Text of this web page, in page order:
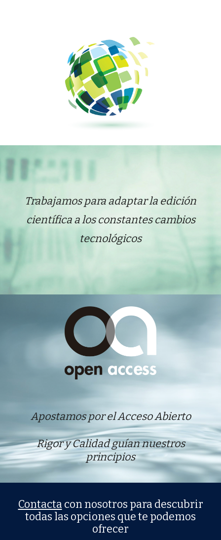
Trabajamospara adaptar la edición
científica a los constantes cambios
tecnológicos
Apostamos por el Acceso Abierto
Rigor y Calidad guían nuestros
principios
Contacta con nosotros para descubrir
todas las opciones que te podemos
ofrecer